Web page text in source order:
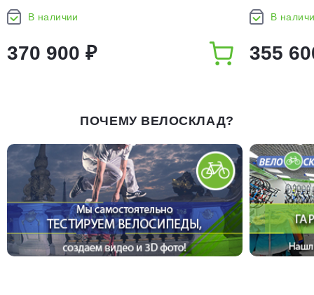
В наличии
370 900 ₽
В
355
ПОЧЕМУ ВЕЛОСКЛАД?